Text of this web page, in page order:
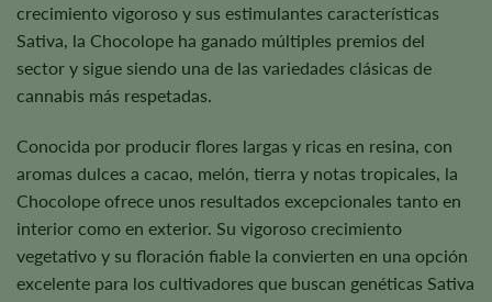
crecimiento vigoroso y sus estimulantes características
Sativa, la Chocolope ha ganado múltiples premios del
sector y sigue siendo una de las variedades clásicas de
cannabis más respetadas.
Conocida por producir flores largas y ricas en resina, con
aromas dulces a cacao, melón, tierra y notas tropicales, la
Chocolope ofrece unos resultados excepcionales tanto en
interior como en exterior. Su vigoroso crecimiento
vegetativo y su floración fiable la convierten en una opción
excelente para los cultivadores que buscan genéticas Sativa